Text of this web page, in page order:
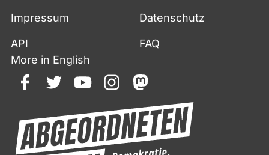
Impressum Datenschutz
API
FAQ
More in English
facebooktwitteryoutubeinstagrammastodon